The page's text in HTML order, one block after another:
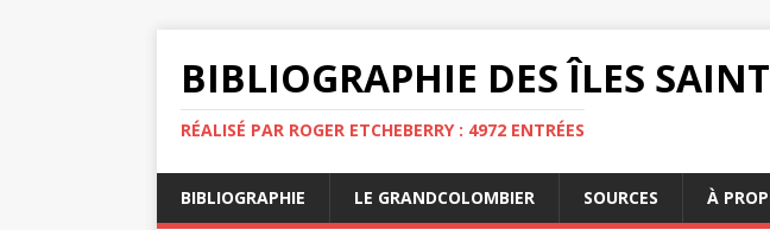
BIBLIOGRAPHIE DES ÎLES
RÉALISÉ PAR ROGER ETCHEBERRY : 4972 ENTRÉES
BIBLIOGRAPHIE LE GRANDCOLOMBIER SOURCES À